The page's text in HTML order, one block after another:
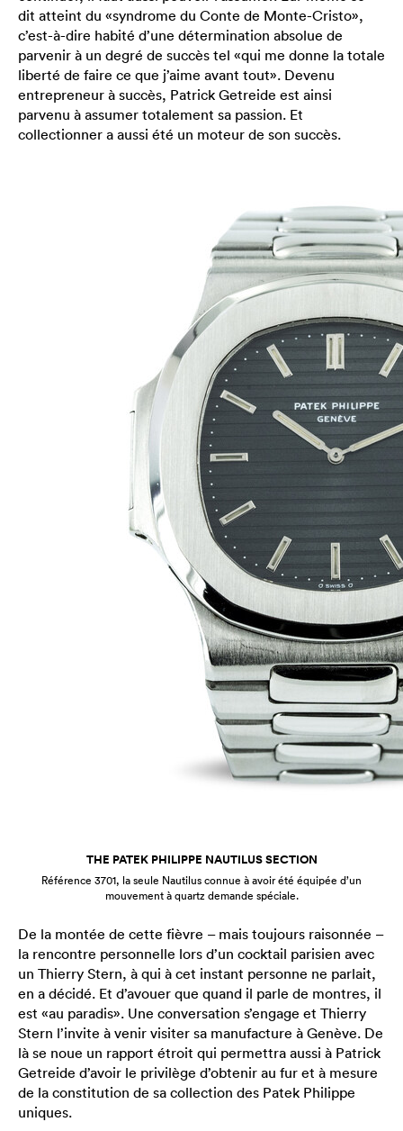
dit atteint du «syndrome du Conte de Monte-Cristo»,
c’est-à-dire habité d’une détermination absolue de
parvenir à un degré de succès tel «qui me donne la totale
liberté de faire ce que j’aime avant tout». Devenu
entrepreneur à succès, Patrick Getreide est ainsi
parvenu à assumer totalement sa passion. Et
collectionner a aussi été un moteur de son succès.
THE PATEK PHILIPPE NAUTILUS SECTION
Référence 3701, la seule Nautilus connue à avoir été équipée d’un
mouvement à quartz demande spéciale.
De la montée de cette fièvre – mais toujours raisonnée –
la rencontre personnelle lors d’un cocktail parisien avec
un Thierry Stern, à qui à cet instant personne ne parlait,
en a décidé. Et d’avouer que quand il parle de montres, il
est «au paradis». Une conversation s’engage et Thierry
Stern l’invite à venir visiter sa manufacture à Genève. De
là se noue un rapport étroit qui permettra aussi à Patrick
Getreide d’avoir le privilège d’obtenir au fur et à mesure
de la constitution de sa collection des Patek Philippe
uniques.